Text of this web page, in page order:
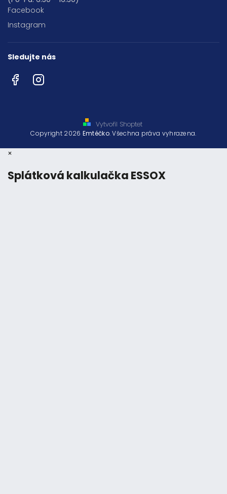
Facebook
Instagram
Sledujte nás
FacebookInstagram
Vytvořil Shoptet
Copyright 2026 Emtéčko. Všechna práva vyhrazena.
×
Splátková kalkulačka ESSOX